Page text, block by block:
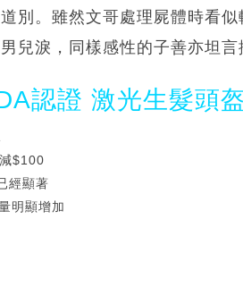
別。雖然文哥處理屍體時看
兒淚，同樣感性的子善亦坦言
認證 激光生髮頭盔
$100
經顯著
明顯增加